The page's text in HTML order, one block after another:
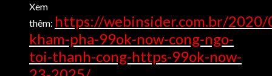
Xem
thêm: https://webinsider.com.br/
kham-pha-99ok-now-cong-ngo-
toi-thanh-cong-https-99ok-now-